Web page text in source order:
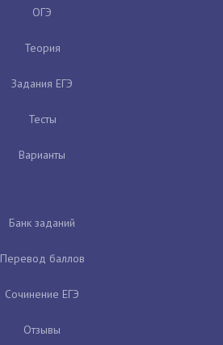
ОГЭ
Теория
Задания ЕГЭ
Тесты
Варианты
Банк заданий
Перевод баллов
Сочинение ЕГЭ
Отзывы